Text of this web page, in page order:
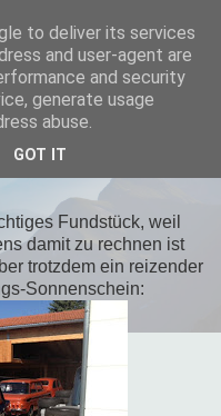
Fundstück, weil
damit zu rechnen ist
trotzdem ein reizender
Sonnenschein:
to deliver its services
and user-agent are
and security
generate usage
abuse.
GOT IT